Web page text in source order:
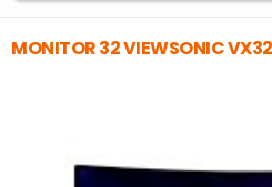
MONITOR 32 VIEWSONIC